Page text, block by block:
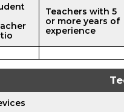
Teachers with 5
or more years of
experience